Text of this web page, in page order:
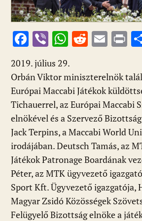
F
ac
e
b
o
o
k
Vi
er
W
at
s
A
p
p
R
d
di
t
E
ai
l
Pr
t
2019. július 29.
Orbán Viktor miniszterelnök
Európai Maccabi Játékok
Tichauerrel, az Európai Maccabi
elnökével és a Szervező
Jack Terpins, a Maccabi World
irodájában. Deutsch Tamás, az
Játékok Patronage Boardának
Péter, az MTK ügyvezető
Sport Kft. Ügyvezető igazgatója,
Magyar Zsidó Közösségek
Felügyelő Bizottság elnöke a